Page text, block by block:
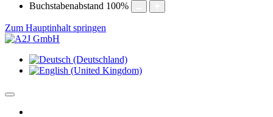
Buchstabenabstand 100%
Zum Hauptinhalt springen